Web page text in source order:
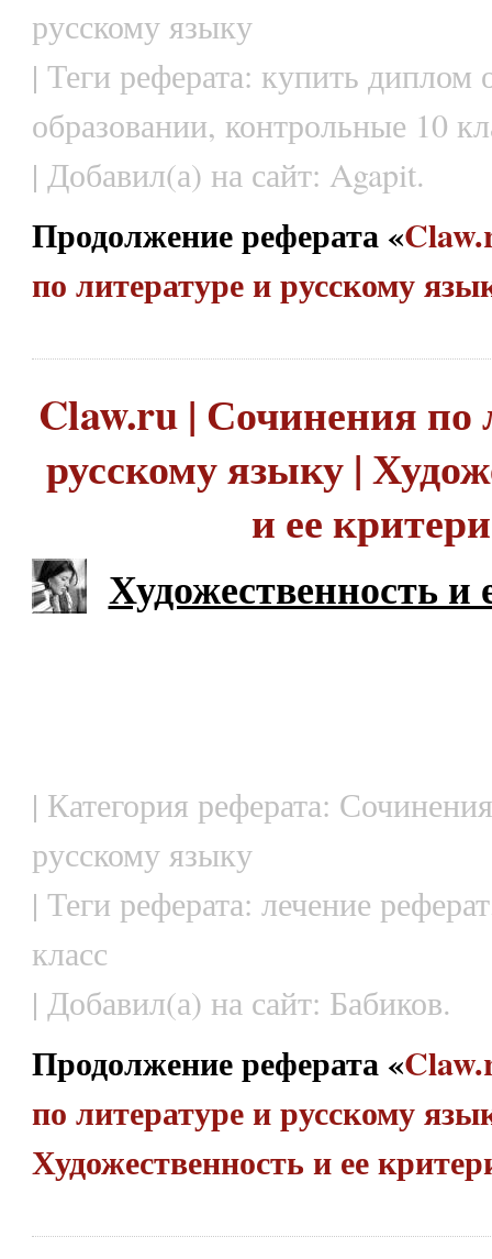
русскому языку
| Теги реферата: купить
образовании, контрольные 10
| Добавил(а) на сайт: Agapit.
Продолжение реферата «
по литературе и русскому
Claw.ru | Сочинения по
русскому языку |
и ее
Художественность и
| Категория реферата:
русскому языку
| Теги реферата: лечение
класс
| Добавил(а) на сайт: Бабиков.
Продолжение реферата «
по литературе и русскому
Художественность и ее